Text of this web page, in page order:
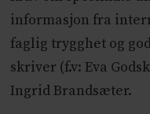
informasjon fra
faglig trygghet og
skriver (f.v: Eva
Ingrid Brandsæter.